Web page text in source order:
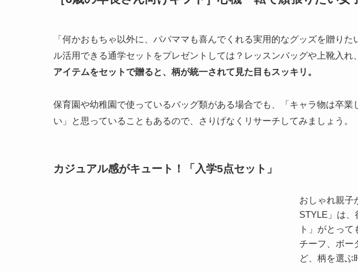
「何かおもちゃ以外に、パパママも喜んでくれる実用的なグッズを贈り
ル活用できる通学セットをプレゼントしては？レッスンバッグや上靴入れ
アイテムをセットで贈ると、柄が統一されて見た目もスッキリ。
保育園や幼稚園で使っているバッグ類がある場合でも、「キャラ物は卒
い」と思っていることもあるので、さりげなくリサーチしてみましょう。
カジュアル感がキュート！「入学5点セット」
おしゃれ親子
STYLE」は
ト」がとっ
チーフ、ボー
ど、柄を選ぶ